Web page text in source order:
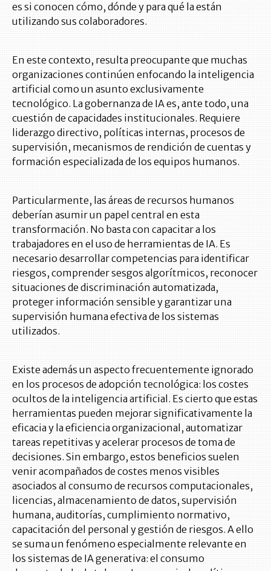
es si conocen cómo, dónde y para qué la están
utilizando sus colaboradores.
En este contexto, resulta preocupante que muchas
organizaciones continúen enfocando la inteligencia
artificial como un asunto exclusivamente
tecnológico. La gobernanza de IA es, ante todo, una
cuestión de capacidades institucionales. Requiere
liderazgo directivo, políticas internas, procesos de
supervisión, mecanismos de rendición de cuentas y
formación especializada de los equipos humanos.
Particularmente, las áreas de recursos humanos
deberían asumir un papel central en esta
transformación. No basta con capacitar a los
trabajadores en el uso de herramientas de IA. Es
necesario desarrollar competencias para identificar
riesgos, comprender sesgos algorítmicos, reconocer
situaciones de discriminación automatizada,
proteger información sensible y garantizar una
supervisión humana efectiva de los sistemas
utilizados.
Existe además un aspecto frecuentemente ignorado
en los procesos de adopción tecnológica: los costes
ocultos de la inteligencia artificial. Es cierto que estas
herramientas pueden mejorar significativamente la
eficacia y la eficiencia organizacional, automatizar
tareas repetitivas y acelerar procesos de toma de
decisiones. Sin embargo, estos beneficios suelen
venir acompañados de costes menos visibles
asociados al consumo de recursos computacionales,
licencias, almacenamiento de datos, supervisión
humana, auditorías, cumplimiento normativo,
capacitación del personal y gestión de riesgos. A ello
se suma un fenómeno especialmente relevante en
los sistemas de IA generativa: el consumo